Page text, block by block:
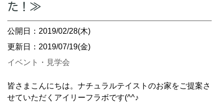
た！≫
公開日：2019/02/28(木)
更新日：2019/07/19(金)
イベント・見学会
皆さまこんにちは。 ナチュラルテイストのお家をご提案さ
せていただく アイリーフラボです(^^♪